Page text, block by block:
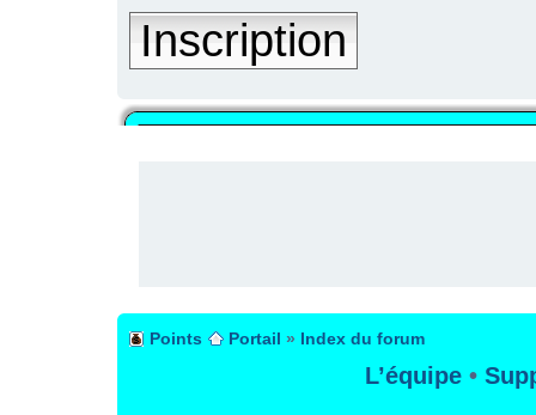
Inscription
Points Portail » Index du forum
L’équipe •